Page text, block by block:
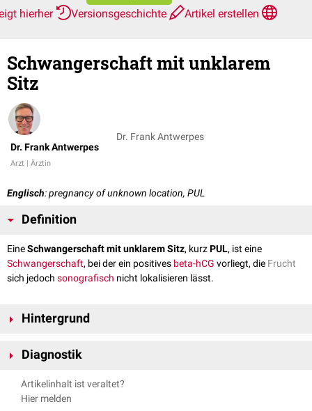
hierher
Versionsgeschichte Artikel erstellen
Schwangerschaft mit unklarem
Sitz
Dr. Frank Antwerpes
Arzt | Ärztin
Dr. Frank Antwerpes
Englisch: pregnancy of unknown location, PUL
Definition
EineSchwangerschaft mit unklarem Sitz, kurzPUL, ist eine
Schwangerschaft, bei der ein positives beta-hCG vorliegt, die Frucht
sich jedoch sonografisch nicht lokalisieren lässt.
Hintergrund
Risiko einerektopen Schwangerschaft
Bei einer Schwangerschaft mit unklarem Sitz sind prognostisch fünf
verschiedene Szenarien möglich:
Diagnostik
detaillierte Sonografie mit einem hochauflösenden Ultraschallgerät
durch einen Spezialisten
Artikelinhalt ist veraltet?
Hier melden